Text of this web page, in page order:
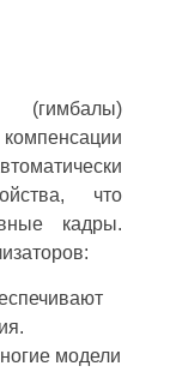
(гимбалы)
что
кадры.
модели